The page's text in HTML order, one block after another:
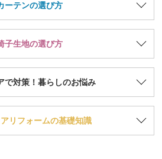
ーテンの選び方
子生地の選び方
で対策！暮らしのお悩み
リフォームの基礎知識